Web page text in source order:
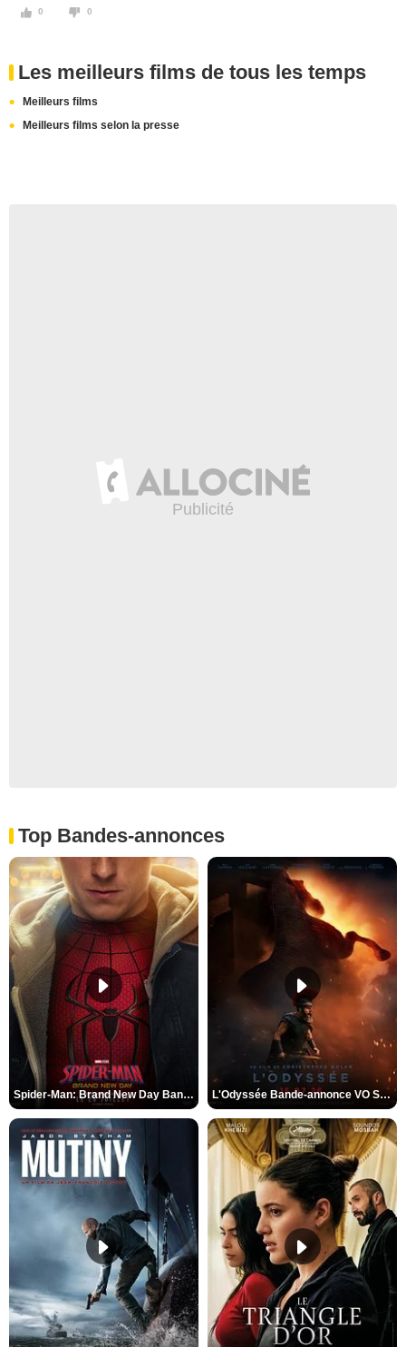
0 0
Les meilleurs films de tous les temps
Meilleurs films
Meilleurs films selon la presse
Top Bandes-annonces
Spider-Man: Brand New Day Bande-annonce VO STFR L'Odyssée Bande-annonce VO STFR